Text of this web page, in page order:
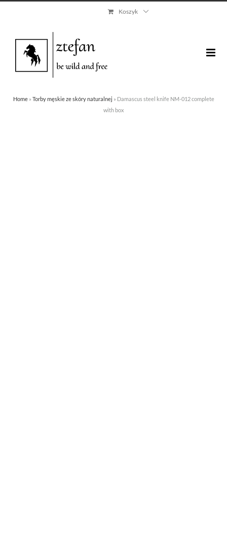
content
Koszyk
Home» Torby męskie ze skóry naturalnej » Damascus steel knife NM-012 complete
with box